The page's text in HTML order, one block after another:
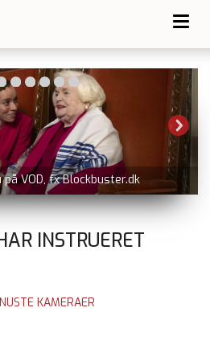
på VOD, fx Blockbuster.dk
INSTRUERET
KAMERAER